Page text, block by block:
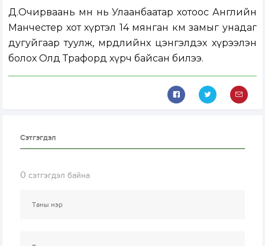
Д.Очирваань өмнө нь Улаанбаатар хотоос Английн
Манчестер хот хүртэл 14 мянган км замыг унадаг
дугуйгаар туулж, мөрөөдлийнхөө цэнгэлдэх хүрээлэн
болох Олд Трафорд хүрч байсан билээ.
Сэтгэгдэл
0 сэтгэгдэл байна